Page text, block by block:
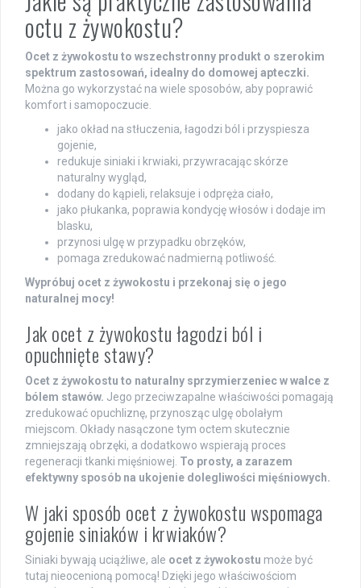
octu z żywokostu?
Ocet z żywokostu to wszechstronny produkt o szerokim
spektrum zastosowań, idealny do domowej apteczki.
Można go wykorzystać na wiele sposobów, aby poprawić
komfort i samopoczucie.
jako okład na stłuczenia, łagodzi ból i przyspiesza
gojenie,
redukuje siniaki i krwiaki, przywracając skórze
naturalny wygląd,
dodany do kąpieli, relaksuje i odpręża ciało,
jako płukanka, poprawia kondycję włosów i dodaje im
blasku,
przynosi ulgę w przypadku obrzęków,
pomaga zredukować nadmierną potliwość.
Wypróbuj ocet z żywokostu i przekonaj się o jego
naturalnej mocy!
Jak ocet z żywokostu łagodzi ból i
opuchnięte stawy?
Ocet z żywokostu to naturalny sprzymierzeniec w walce z
bólem stawów. Jego przeciwzapalne właściwości pomagają
zredukować opuchliznę, przynosząc ulgę obolałym
miejscom. Okłady nasączone tym octem skutecznie
zmniejszają obrzęki, a dodatkowo wspierają proces
regeneracji tkanki mięśniowej. To prosty, a zarazem
efektywny sposób na ukojenie dolegliwości mięśniowych.
W jaki sposób ocet z żywokostu wspomaga
gojenie siniaków i krwiaków?
Siniaki bywają uciążliwe, ale ocet z żywokostu może być
tutaj nieocenioną pomocą! Dzięki jego właściwościom